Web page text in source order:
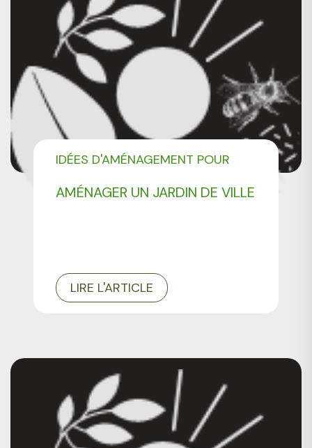
AMÉNAGER UN JARDIN DE VILLE
IDÉES D'AMÉNAGEMENT POUR
LIRE L'ARTICLE